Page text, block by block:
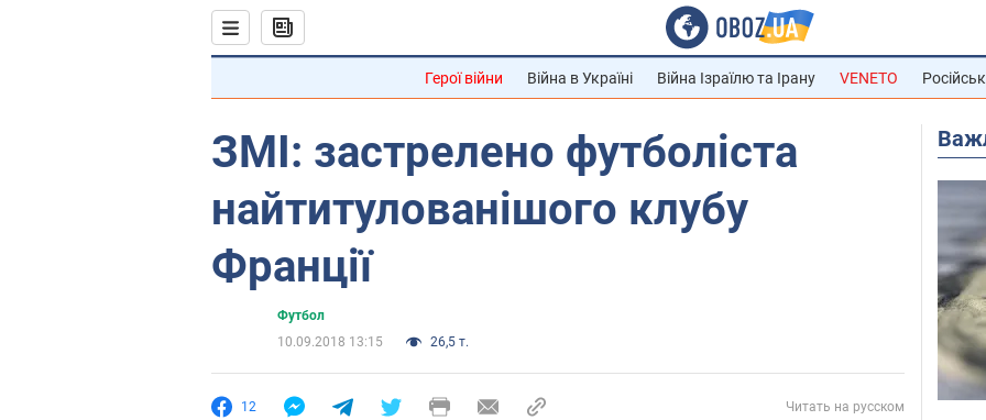
Герої війни Війна в Україні Війна Ізраїлю та Ірану VENETO
ЗМІ: застрелено футболіста
найтитулованішого клубу
Франції
Футбол
10.09.2018 13:15
26,5 т.
12 Читать на русском